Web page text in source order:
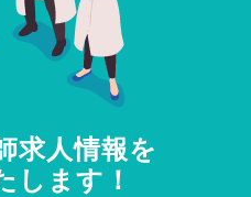
求人情報を
します！